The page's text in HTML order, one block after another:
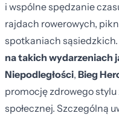
i wspólne spędzanie
rajdach rowerowych,
spotkaniach sąsiedzkich.
na takich wydarzeniach
Niepodległości,Bieg
promocję zdrowego
społecznej. Szczególną